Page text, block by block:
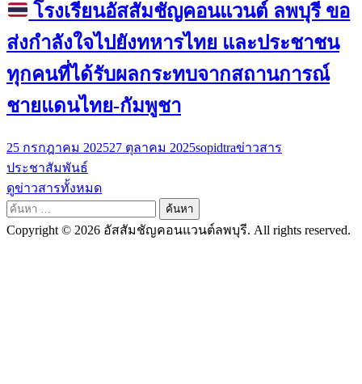
โรงเรียนอัสสัมชัญคอนแวนต์ ลพบุรี ขอ
ส่งกำลังใจไปยังทหารไทย และประชาชน
ทุกคนที่ได้รับผลกระทบจากสถานการณ์
ชายแดนไทย-กัมพูชา
25 กรกฎาคม 202527 ตุลาคม 2025sopidtraข่าวสาร
ประชาสัมพันธ์
ดูข่าวสารทั้งหมด
ค้นหา
สำหรับ:
Copyright © 2026 อัสสัมชัญคอนแวนต์ลพบุรี. All rights reserved.